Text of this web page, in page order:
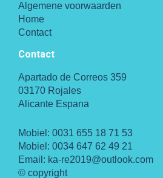
Algemene voorwaarden
Home
Contact
Contact
Apartado de Correos 359
03170 Rojales
Alicante Espana
Mobiel: 0031 655 18 71 53
Mobiel: 0034 647 62 49 21
Email: ka-re2019@outlook.com
© copyright